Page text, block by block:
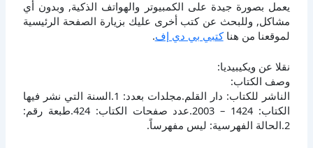
يعمل بصورة جيدة على الكمبيوتر والهواتف الذكية, وبدون أي
مشاكل, وللبحث عن كتب أخرى عليك بزيارة الصفحة الرئيسية
لموقعنا من هناكتبي بي دي إف.
نقلا عن ويكيبيديا:
وصف الكتاب:
الناشر للكتاب: دار القلم.مجلدات بعدد: 1.السنة التي نشر فيها
الكتاب: 1424 – 2003.عدد صفحات الكتاب: 424.طبعة رقم:
2.الحالة الفهرسية: ليس مفهرساً.